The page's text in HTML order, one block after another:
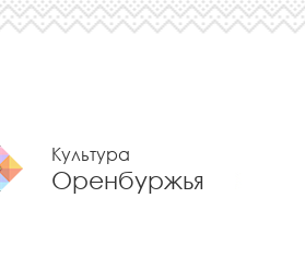
Культура
Оренбуржья